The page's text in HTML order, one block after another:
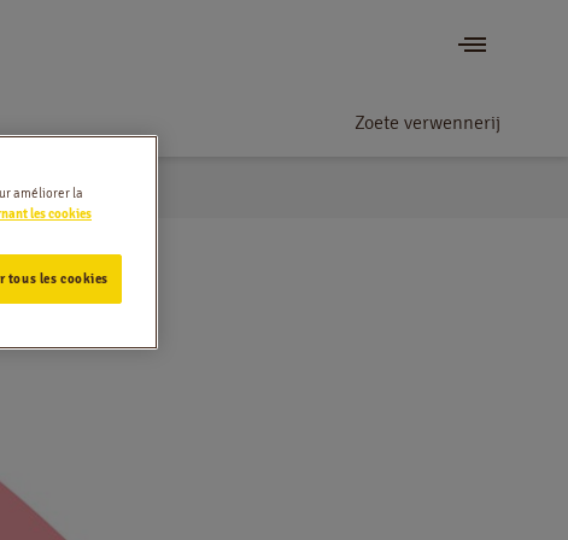
Zoete verwennerij
améliorer la
les cookies
tous les cookies